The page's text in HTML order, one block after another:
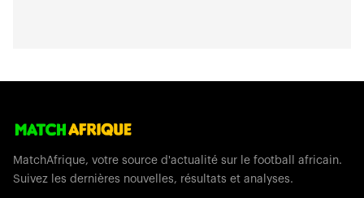
MatchAfrique, votre source d'actualité sur le football africain.
Suivez les dernières nouvelles, résultats et analyses.